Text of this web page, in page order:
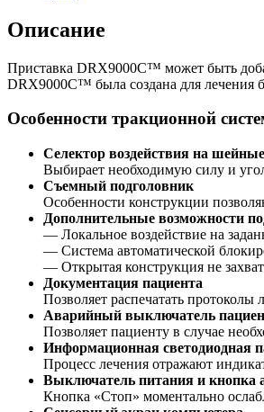
Описание
Приставка DRX9000С™ может быть
DRX9000С™ была создана для лечения
Особенности тракционной
Селектор воздействия на
Выбирает необходимую силу и
Съемный подголовник
Особенности конструкции
Дополнительные возможности
— Локальное воздействие на
— Система автоматической
— Открытая конструкция не
Документация пациента
Позволяет распечатать протоколы
Аварийный выключатель
Позволяет пациенту в случае
Информационная светодиодная
Процесс лечения отражают
Выключатель питания и кнопка
Кнопка «Стоп» моментально